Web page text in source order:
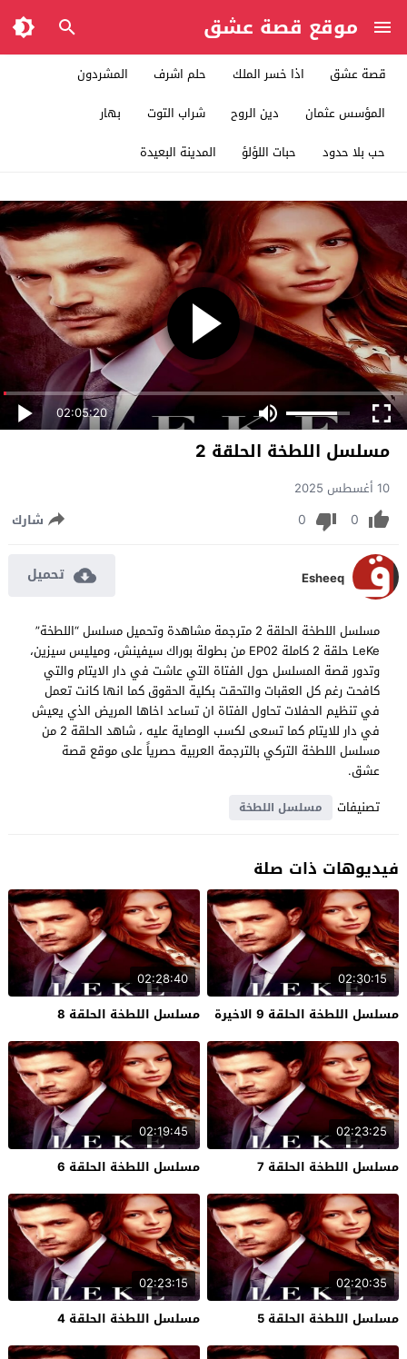
موقع قصة عشق
قصة عشق اذا خسر الملك حلم اشرف
المشردون
المؤسس عثمان
دين الروح شراب التوت
بهار
حب بلا حدود
حبات اللؤلؤ المدينة البعيدة
02:05:20
مسلسل اللطخة الحلقة 2
10 أغسطس 2025
0
0 شارك
Esheeq تحميل
مسلسل اللطخة الحلقة 2 مترجمة مشاهدة وتحميل مسلسل “اللطخة”
LeKe حلقة 2 كاملة EP02 من بطولة بوراك سيفينش، وميليس سيزين،
وتدور قصة المسلسل حول الفتاة التي عاشت في دار الايتام والتي
كافحت رغم كل العقبات والتحقت بكلية الحقوق كما انها كانت تعمل
في تنظيم الحفلات تحاول الفتاة ان تساعد اخاها المريض الذي يعيش
في دار للايتام كما تسعى لكسب الوصاية عليه ، شاهد الحلقة 2 من
مسلسل اللطخة التركي بالترجمة العربية حصرياً على موقع قصة
عشق.
تصنيفات
مسلسل اللطخة
فيديوهات ذات صلة
02:30:15
مسلسل اللطخة الحلقة 9 الاخيرة
02:28:40
مسلسل اللطخة الحلقة 8
02:23:25
مسلسل اللطخة الحلقة 7
02:19:45
مسلسل اللطخة الحلقة 6
02:20:35
مسلسل اللطخة الحلقة 5
02:23:15
مسلسل اللطخة الحلقة 4